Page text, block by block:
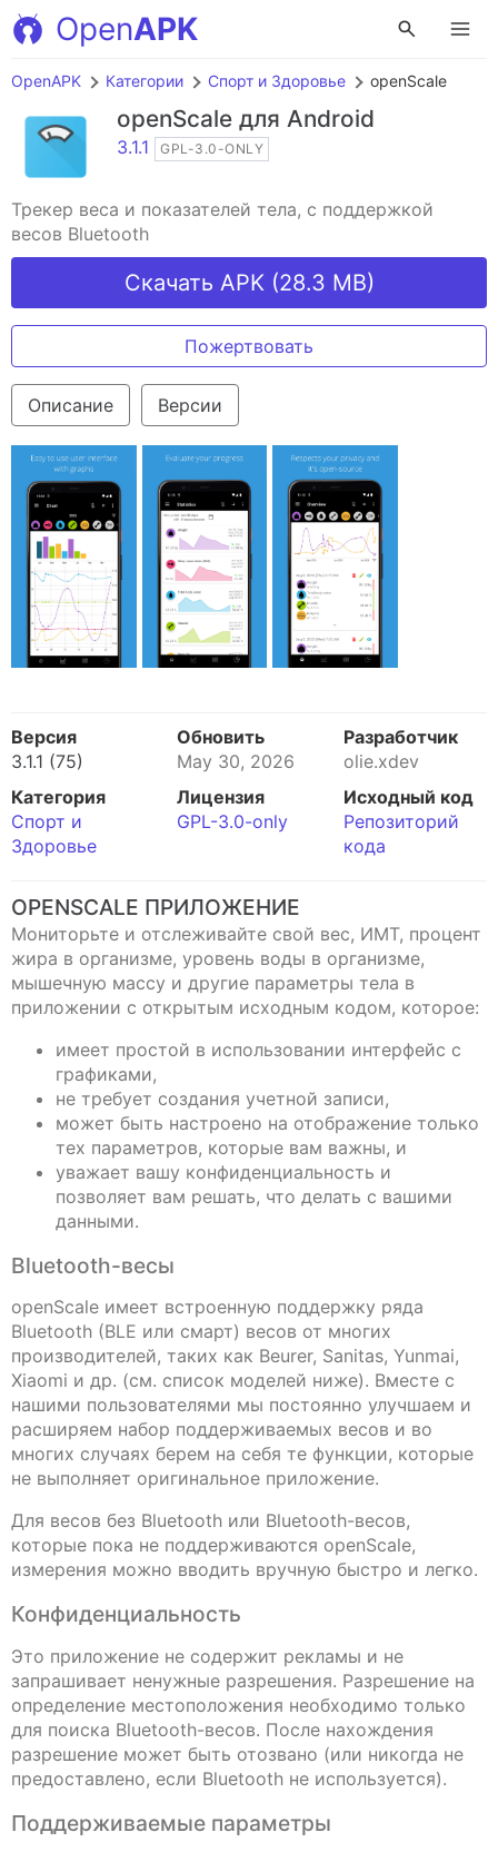
OpenAPK
OpenAPK Категории Спорт и Здоровье openScale
openScale для Android
3.1.1 GPL-3.0-ONLY
Трекер веса и показателей тела, с поддержкой
весов Bluetooth
Скачать APK (28.3 MB)
Пожертвовать
Описание Версии
Версия
3.1.1 (75)
Обновить
May 30, 2026
Разработчик
olie.xdev
Категория
Спорт и
Здоровье
Лицензия
GPL-3.0-only
Исходный код
Репозиторий
кода
OPENSCALE ПРИЛОЖЕНИЕ
Мониторьте и отслеживайте свой вес, ИМТ, процент
жира в организме, уровень воды в организме,
мышечную массу и другие параметры тела в
приложении с открытым исходным кодом, которое:
имеет простой в использовании интерфейс с
графиками,
не требует создания учетной записи,
может быть настроено на отображение только
тех параметров, которые вам важны, и
уважает вашу конфиденциальность и
позволяет вам решать, что делать с вашими
данными.
Bluetooth-весы
openScale имеет встроенную поддержку ряда
Bluetooth (BLE или смарт) весов от многих
производителей, таких как Beurer, Sanitas, Yunmai,
Xiaomi и др. (см. список моделей ниже). Вместе с
нашими пользователями мы постоянно улучшаем и
расширяем набор поддерживаемых весов и во
многих случаях берем на себя те функции, которые
не выполняет оригинальное приложение.
Для весов без Bluetooth или Bluetooth-весов,
которые пока не поддерживаются openScale,
измерения можно вводить вручную быстро и легко.
Конфиденциальность
Это приложение не содержит рекламы и не
запрашивает ненужные разрешения. Разрешение на
определение местоположения необходимо только
для поиска Bluetooth-весов. После нахождения
разрешение может быть отозвано (или никогда не
предоставлено, если Bluetooth не используется).
Поддерживаемые параметры